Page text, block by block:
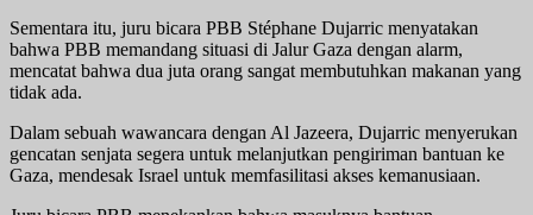
Sementara itu, juru bicara PBB Stéphane Dujarric menyatakan
bahwa PBB memandang situasi di Jalur Gaza dengan alarm,
mencatat bahwa dua juta orang sangat membutuhkan makanan yang
tidak ada.
Dalam sebuah wawancara dengan Al Jazeera, Dujarric menyerukan
gencatan senjata segera untuk melanjutkan pengiriman bantuan ke
Gaza, mendesak Israel untuk memfasilitasi akses kemanusiaan.